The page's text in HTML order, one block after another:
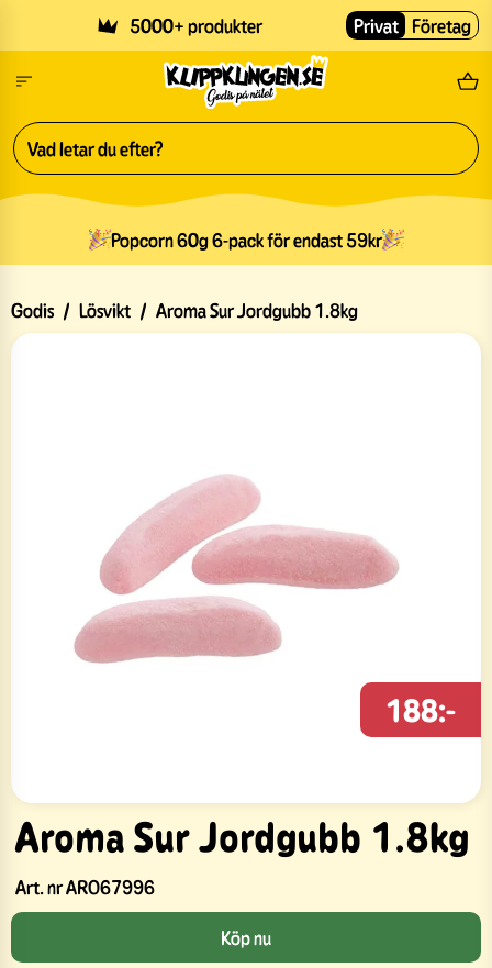
5000+ produkter Fri
Privat Företag
Popcorn 60g 6-pack för endast 59kr
Godis / Lösvikt / Aroma Sur Jordgubb 1.8kg
Aroma Sur Jordgubb 1.8kg
Art. nrARO67996
188:-
Köp nu